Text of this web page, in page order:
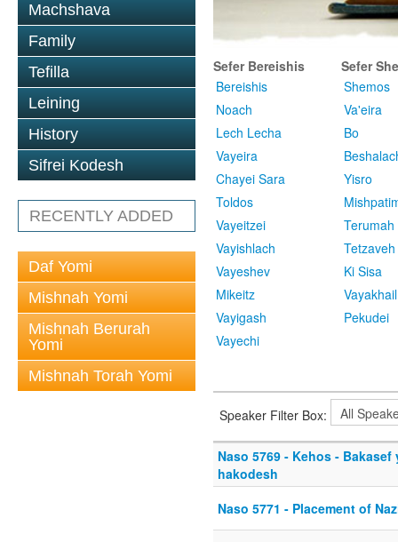
Machshava
Family
Tefilla
Leining
History
Sifrei Kodesh
RECENTLY ADDED
Daf Yomi
Mishnah Yomi
Mishnah Berurah
Yomi
Mishnah Torah Yomi
Sefer Bereishis
Bereishis
Noach
Lech Lecha
Vayeira
Chayei Sara
Toldos
Vayeitzei
Vayishlach
Vayeshev
Mikeitz
Vayigash
Vayechi
Sefer
Shemos
Va'eira
Bo
Yisro
Terumah
Tetzaveh
Ki Sisa
Vayakhail
Pekudei
Speaker Filter Box:
Naso 5769 - Kehos -
hakodesh
Naso 5771 - Placement of